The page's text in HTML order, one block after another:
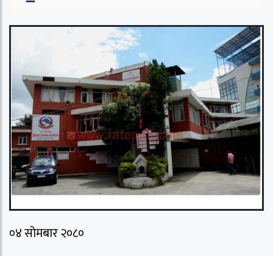
०४ सोमबार २०८०